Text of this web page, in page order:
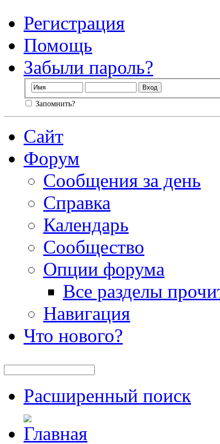
Регистрация
Помощь
Забыли пароль?
Запомнить?
Сайт
Форум
Сообщения за день
Справка
Календарь
Сообщество
Опции форума
Все разделы
Навигация
Что нового?
Расширенный поиск